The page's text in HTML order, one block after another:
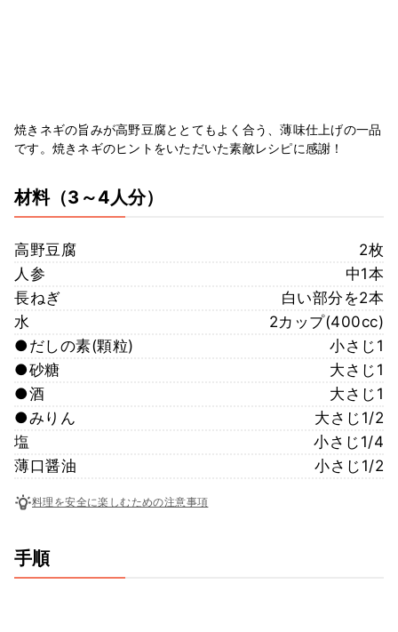
焼きネギの旨みが高野豆腐ととてもよく合う、薄味仕上げの一品
です。焼きネギのヒントをいただいた素敵レシピに感謝！
材料（3～4人分）
高野豆腐
2枚
人参
中1本
長ねぎ
白い部分を2本
水
2カップ(400cc)
●だしの素(顆粒)
小さじ1
●砂糖
大さじ1
●酒
大さじ1
●みりん
大さじ1/2
塩
小さじ1/4
薄口醤油
小さじ1/2
料理を安全に楽しむための注意事項
手順